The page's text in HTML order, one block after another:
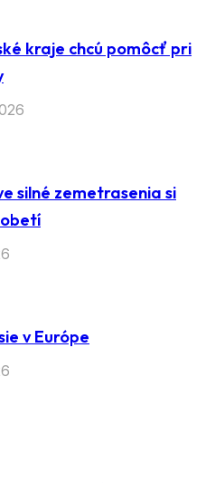
kraje chcú pomôcť pri
silné zemetrasenia si
v Európe